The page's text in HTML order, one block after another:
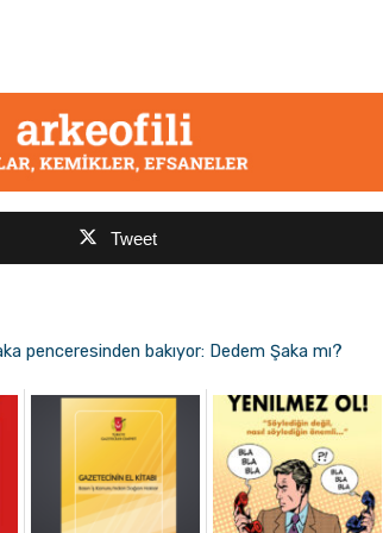
Tweet
penceresinden bakıyor: Dedem Şaka mı?